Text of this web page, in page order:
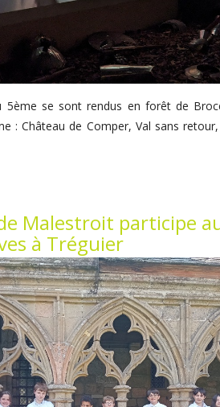
5ème se sont rendus en forêt de
: Château de Comper, Val sans
Malestroit participe
à Tréguier